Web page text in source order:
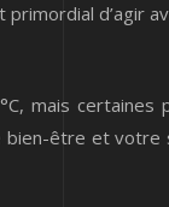
d’agir
mais certaines
être et votre